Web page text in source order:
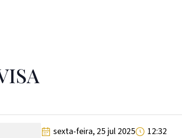
sexta-feira, 25 jul 2025 12:32